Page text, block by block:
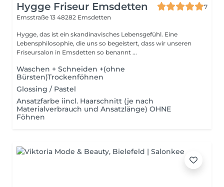
Hygge Friseur Emsdetten
7
Emsstraße 13 48282 Emsdetten
Hygge, das ist ein skandinavisches Lebensgefühl. Eine
Lebensphilosophie, die uns so begeistert, dass wir unseren
Friseursalon in Emsdetten so benannt ...
Waschen + Schneiden +(ohne
Bürsten)Trockenföhnen
Glossing / Pastel
Ansatzfarbe iincl. Haarschnitt (je nach
Materialverbrauch und Ansatzlänge) OHNE
Föhnen